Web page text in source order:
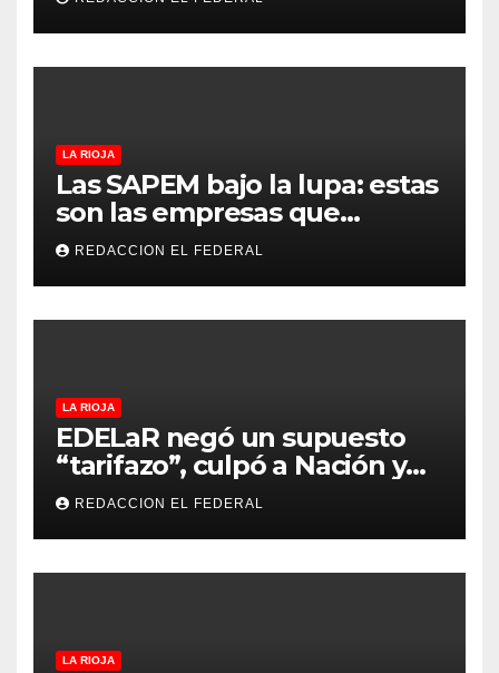
Argentina sub-15
LA RIOJA
Las SAPEM bajo la lupa: estas
son las empresas que
evalúan vender a capitales
privados
REDACCION EL FEDERAL
LA RIOJA
EDELaR negó un supuesto
“tarifazo”, culpó a Nación y
defendió los mecanismos de
medición: “la empresa
factura lo que lee, no lo que
estima”
REDACCION EL FEDERAL
LA RIOJA